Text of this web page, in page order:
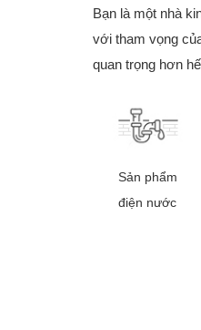
Bạn là một nhà
với tham vọng
quan trọng hơn
Sản phẩm
điện nước